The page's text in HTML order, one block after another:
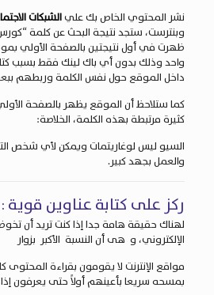
نشر المحتوي الخاص بك عليالشبكات
وبنترست، ستجد نتيجة البحث عن كلمة
ظهرت في أول نتيجتين بالصفحة الأولي
داخل الموقع حول نفس الكلمة وربطهم
كما ستلاحظ أن الموقع يظهر بالصفحة
كثيرة مرتبطة بهذه الكلمة، الخلاصة:
السيو ليس لوغاريتمات ويمكن لأي شخص
والعمل بجهد كبير.
ركز على كتابة عناوين قوية :
لهناك حقيقة هامة جدا إذا كنت تريد أن
الإلكتروني، و هى أن النسبة الأكبر بزوار
مواقع الإنترنت لا يقومون بقراءة
بمسحه سريعا بأعينهم أولاً حتى يعرفون إذا